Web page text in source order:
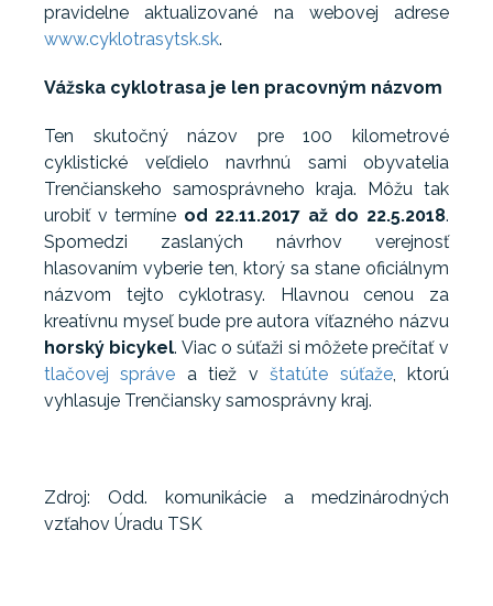
pravidelne aktualizované na webovej adrese
www.cyklotrasytsk.sk.
Vážska cyklotrasa je len pracovným názvom
Ten skutočný názov pre 100 kilometrové
cyklistické veľdielo navrhnú sami obyvatelia
Trenčianskeho samosprávneho kraja. Môžu tak
urobiť v termíne od 22.11.2017 až do 22.5.2018.
Spomedzi zaslaných návrhov verejnosť
hlasovaním vyberie ten, ktorý sa stane oficiálnym
názvom tejto cyklotrasy. Hlavnou cenou za
kreatívnu myseľ bude pre autora víťazného názvu
horský bicykel. Viac o súťaži si môžete prečítať v
tlačovej správe a tiež vštatúte súťaže, ktorú
vyhlasuje Trenčiansky samosprávny kraj.
Zdroj: Odd. komunikácie a medzinárodných
vzťahov Úradu TSK